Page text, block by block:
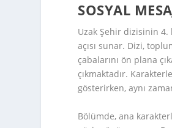
SOSYAL
Uzak Şehir dizisinin
açısı sunar. Dizi,
çabalarını ön plana
çıkmaktadır.
gösterirken, aynı
Bölümde, ana